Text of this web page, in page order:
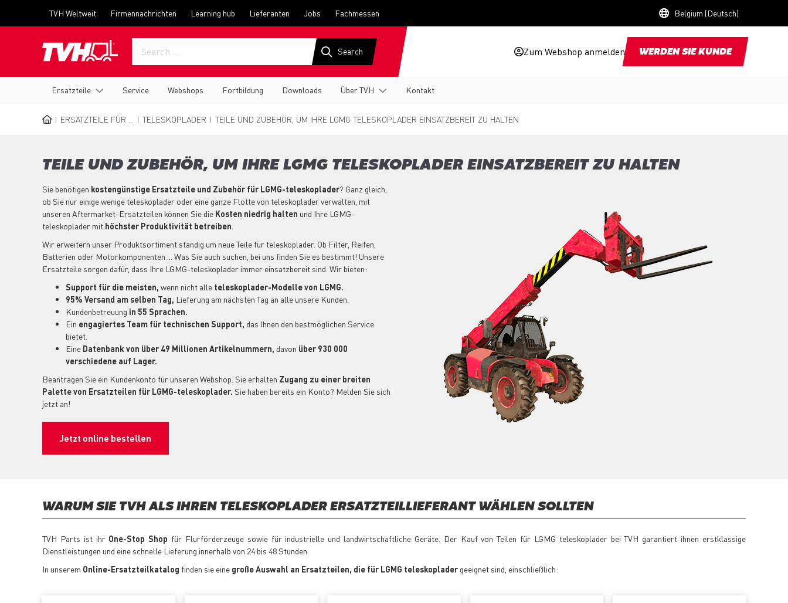
menu
TVH Weltweit Firmennachrichten Learning hub Lieferanten Jobs Fachmessen Belgium (Deutsch)
Zum Webshop anmelden WERDEN SIE KUNDE
navigation
Ersatzteile Service Webshops Fortbildung Downloads Über TVH Kontakt
ERSATZTEILE FÜR ... TELESKOPLADER TEILE UND ZUBEHÖR, UM IHRE LGMG TELESKOPLADER EINSATZBEREIT ZU HALTEN
TEILE UND ZUBEHÖR, UM IHRE LGMG TELESKOPLADER EINSATZBEREIT ZU HALTEN
Sie benötigen kostengünstige Ersatzteile und Zubehör für LGMG-teleskoplader? Ganz gleich,
ob Sie nur einige wenige teleskoplader oder eine ganze Flotte von teleskoplader verwalten, mit
unseren Aftermarket-Ersatzteilen können Sie die Kosten niedrig halten und Ihre LGMG-
teleskoplader mit höchster Produktivität betreiben
Wir erweitern unser Produktsortiment ständig um neue Teile für teleskoplader. Ob Filter, Reifen,
Batterien oder Motorkomponenten ... Was Sie auch suchen, bei uns finden Sie es bestimmt! Unsere
Ersatzteile sorgen dafür, dass Ihre LGMG-teleskoplader immer einsatzbereit sind. Wir bieten:
Support für die meisten, wenn nicht alle teleskoplader-Modelle von LGMG.
95% Versand am selben Tag, Lieferung am nächsten Tag an alle unsere Kunden.
Kundenbetreuung in 55 Sprachen.
Ein engagiertes Team für technischen Support, das Ihnen den bestmöglichen Service
bietet.
Eine Datenbank von über 49 Millionen Artikelnummern, davon über 930 000
verschiedene auf Lager.
Beantragen Sie ein Kundenkonto für unseren Webshop. Sie erhalten Zugang zu einer breiten
Palette von Ersatzteilen für LGMG-teleskoplader. Sie haben bereits ein Konto? Melden Sie sich
jetzt an!
Jetzt online bestellen
WARUM SIE TVH ALS IHREN TELESKOPLADER ERSATZTEILLIEFERANT WÄHLEN SOLLTEN
TVH Parts ist ihr One-Stop Shop für Flurförderzeuge sowie für industrielle und landwirtschaftliche Geräte. Der Kauf von Teilen für LGMG teleskoplader bei TVH garantiert ihnen erstklassige
Dienstleistungen und eine schnelle Lieferung innerhalb von 24 bis 48 Stunden.
In unserem Online-Ersatzteilkatalog finden sie eine große Auswahl an Ersatzteilen, die für LGMG teleskoplader geeignet sind, einschließlich: